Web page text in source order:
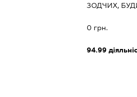
ЗОДЧИХ,
0 грн.
94.99